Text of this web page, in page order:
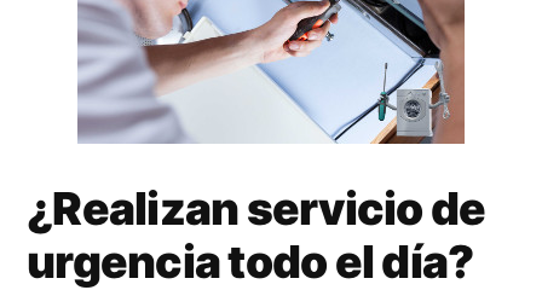
¿Realizan servicio de
urgencia todo el día?